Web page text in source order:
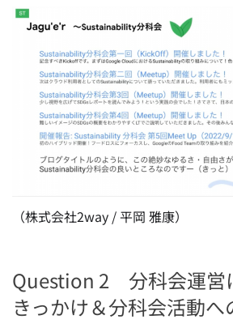
（株式会社2way / 平岡 雅康）
Question 2 分科会運営
きっかけ＆分科会活動へ